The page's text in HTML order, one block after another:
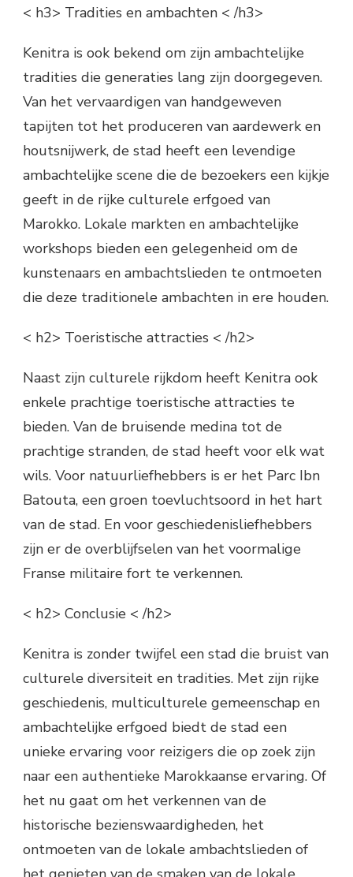
< h3> Tradities en ambachten < /h3>
Kenitra is ook bekend om zijn ambachtelijke
tradities die generaties lang zijn doorgegeven.
Van het vervaardigen van handgeweven
tapijten tot het produceren van aardewerk en
houtsnijwerk, de stad heeft een levendige
ambachtelijke scene die de bezoekers een kijkje
geeft in de rijke culturele erfgoed van
Marokko. Lokale markten en ambachtelijke
workshops bieden een gelegenheid om de
kunstenaars en ambachtslieden te ontmoeten
die deze traditionele ambachten in ere houden.
< h2> Toeristische attracties < /h2>
Naast zijn culturele rijkdom heeft Kenitra ook
enkele prachtige toeristische attracties te
bieden. Van de bruisende medina tot de
prachtige stranden, de stad heeft voor elk wat
wils. Voor natuurliefhebbers is er het Parc Ibn
Batouta, een groen toevluchtsoord in het hart
van de stad. En voor geschiedenisliefhebbers
zijn er de overblijfselen van het voormalige
Franse militaire fort te verkennen.
< h2> Conclusie < /h2>
Kenitra is zonder twijfel een stad die bruist van
culturele diversiteit en tradities. Met zijn rijke
geschiedenis, multiculturele gemeenschap en
ambachtelijke erfgoed biedt de stad een
unieke ervaring voor reizigers die op zoek zijn
naar een authentieke Marokkaanse ervaring. Of
het nu gaat om het verkennen van de
historische bezienswaardigheden, het
ontmoeten van de lokale ambachtslieden of